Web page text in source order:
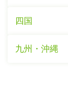
四国
九州・沖縄